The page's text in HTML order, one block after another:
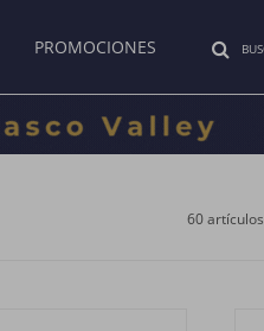
PROMOCIONES
60 artículos